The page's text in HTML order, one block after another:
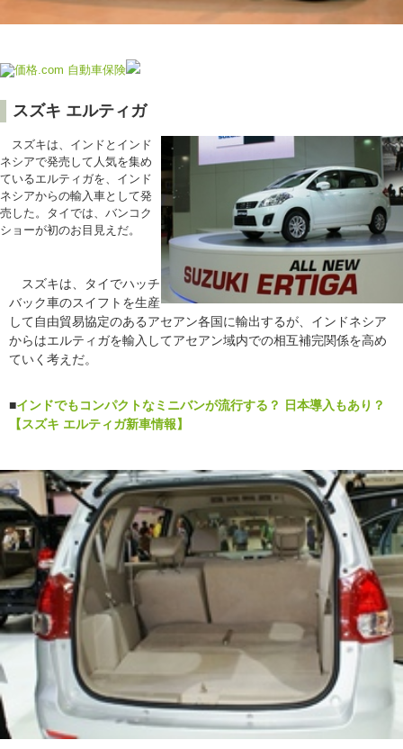
スズキ エルティガ
スズキは、インドとインド
ネシアで発売して人気を集め
ているエルティガを、インド
ネシアからの輸入車として発
売した。タイでは、バンコク
ショーが初のお目見えだ。
スズキは、タイでハッチ
バック車のスイフトを生産
して自由貿易協定のあるアセアン各国に輸出するが、インドネシア
からはエルティガを輸入してアセアン域内での相互補完関係を高め
ていく考えだ。
■インドでもコンパクトなミニバンが流行する？ 日本導入もあり？
【スズキ エルティガ新車情報】